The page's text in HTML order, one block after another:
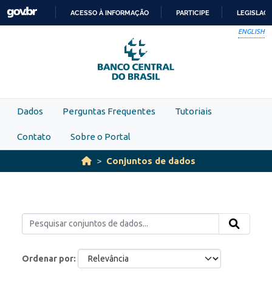
Skip to main content
PARA
O
CONTEÚDO
ACESSO À INFORMAÇÃO PARTICIPE
ENGLISH
Dados Perguntas Frequentes Tutoriais
Contato Sobre o Portal
Conjuntos de dados
Ordenar por